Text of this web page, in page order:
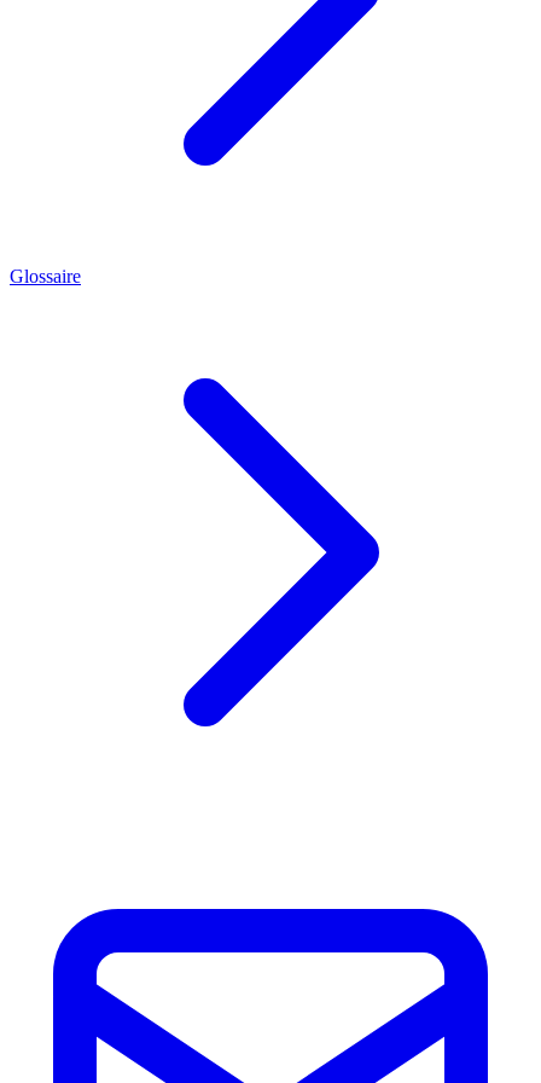
Glossaire